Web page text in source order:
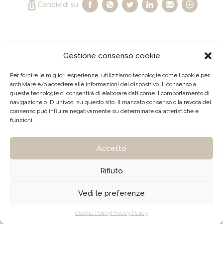
Gestione consenso cookie
Per fornire le migliori esperienze, utilizziamo tecnologie come i cookie per
archiviare e/o accedere alle informazioni del dispositivo. Il consenso a
queste tecnologie ci consentirà di elaborare dati come il comportamento di
navigazione o ID univoci su questo sito. Il mancato consenso o la revoca del
consenso può influire negativamente su determinate caratteristiche e
funzioni.
Accetto
Rifiuto
Vedi le preferenze
Cookie PolicyPrivacy Policy
Condividi su
Email: dina@studiodamiola.it